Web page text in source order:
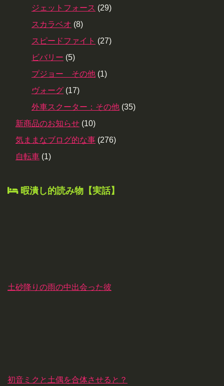
ジェットフォース (29)
スカラベオ (8)
スピードファイト (27)
ビバリー (5)
プジョー その他 (1)
ヴォーグ (17)
外車スクーター：その他 (35)
新商品のお知らせ (10)
気ままなブログ的な事 (276)
自転車 (1)
暇潰し的読み物【実話】
土砂降りの雨の中出会った彼
初音ミクと土偶を合体させると？